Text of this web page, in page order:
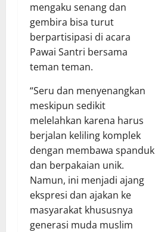
mengaku senang dan
gembira bisa turut
berpartisipasi di acara
Pawai Santri bersama
teman teman.
“Seru dan menyenangkan
meskipun sedikit
melelahkan karena harus
berjalan keliling komplek
dengan membawa spanduk
dan berpakaian unik.
Namun, ini menjadi ajang
ekspresi dan ajakan ke
masyarakat khususnya
generasi muda muslim